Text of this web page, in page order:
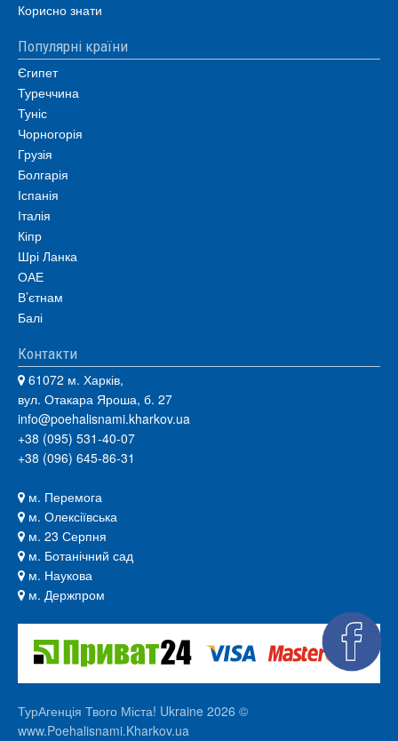
Корисно знати
Популярні країни
Єгипет
Туреччина
Туніс
Чорногорія
Грузія
Болгарія
Іспанія
Італія
Кіпр
Шрі Ланка
ОАЕ
В’єтнам
Балі
Контакти
61072 м. Харків,
вул. Отакара Яроша, б. 27
info@poehalisnami.kharkov.ua
+38 (095) 531-40-07
+38 (096) 645-86-31
м. Перемога
м. Олексіївська
м. 23 Серпня
м. Ботанічний сад
м. Наукова
м. Держпром
ТурАгенція Твого Міста! Ukraine 2026 ©
www.Poehalisnami.Kharkov.ua